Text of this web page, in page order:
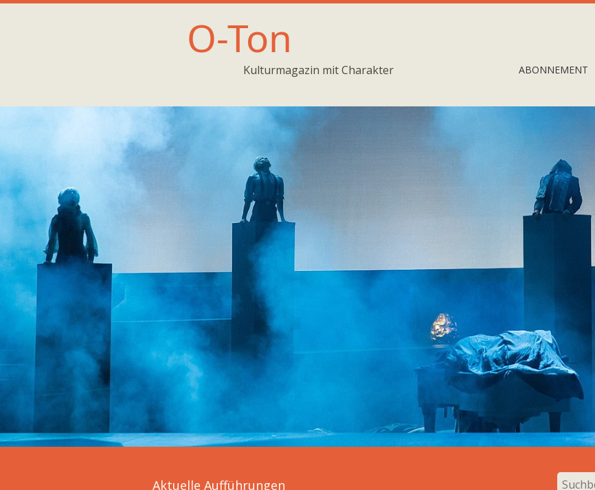
O-Ton
Kulturmagazin mit Charakter ABONNEMENT
Aktuelle Aufführungen